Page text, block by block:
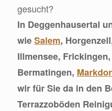
gesucht?
In Deggenhausertal
wieSalem,
Illmensee,
Bermatingen,
wir für Sie da in den
Terrazzoböden